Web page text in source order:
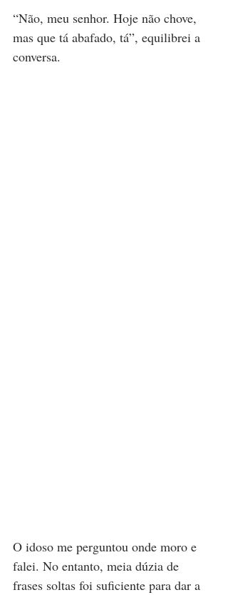
“Não, meu senhor. Hoje não chove,
mas que tá abafado, tá”, equilibrei a
conversa.
O idoso me perguntou onde moro e
falei. No entanto, meia dúzia de
frases soltas foi suficiente para dar a